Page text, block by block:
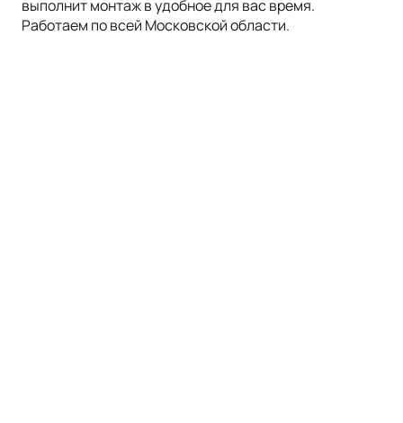
выполнит монтаж в удобное для вас время.
Работаем по всей Московской области.